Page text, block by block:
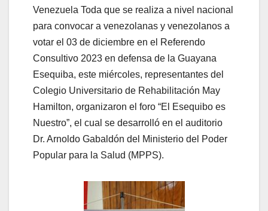
Venezuela Toda que se realiza a nivel nacional
para convocar a venezolanas y venezolanos a
votar el 03 de diciembre en el Referendo
Consultivo 2023 en defensa de la Guayana
Esequiba, este miércoles, representantes del
Colegio Universitario de Rehabilitación May
Hamilton, organizaron el foro “El Esequibo es
Nuestro”, el cual se desarrolló en el auditorio
Dr. Arnoldo Gabaldón del Ministerio del Poder
Popular para la Salud (MPPS).